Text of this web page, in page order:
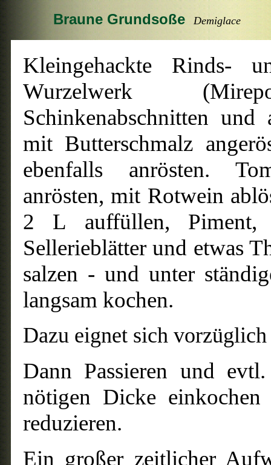
Braune Grundsoße Demiglace
Kleingehackte Rinds-
Wurzelwerk (
Schinkenabschnitten und
mit Butterschmalz
ebenfalls anrösten.
anrösten, mit Rotwein
2 L auffüllen, Piment,
Sellerieblätter und etwas
salzen - und unter
langsam kochen.
Dazu eignet sich
Dann Passieren und
nötigen Dicke
reduzieren.
Ein großer zeitlicher